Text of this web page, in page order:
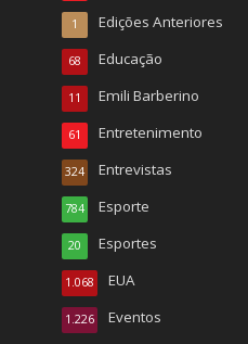
Edições Anteriores
1
Educação
68
Emili Barberino
11
Entretenimento
61
Entrevistas
324
Esporte
784
Esportes
20
EUA
1.068
Eventos
1.226